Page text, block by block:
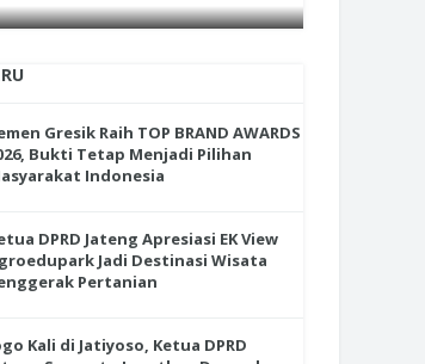
Gresik Raih TOP BRAND AWARDS
Bukti Tetap Menjadi Pilihan
Indonesia
DPRD Jateng Apresiasi EK View
Jadi Destinasi Wisata
Pertanian
Kali di Jatiyoso, Ketua DPRD